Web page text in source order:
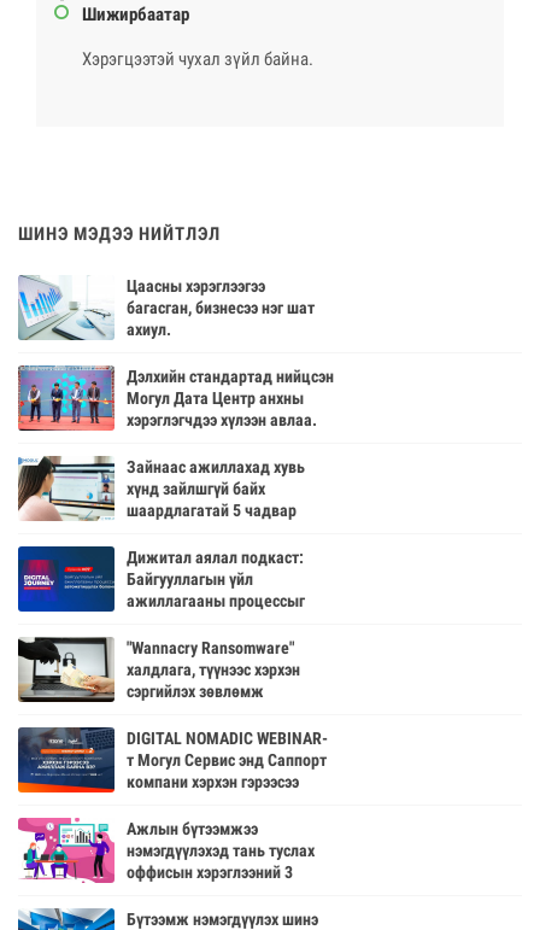
Шижирбаатар
Хэрэгцээтэй чухал зүйл байна.
ШИНЭ МЭДЭЭ НИЙТЛЭЛ
Цаасны хэрэглээгээ
багасган, бизнесээ нэг шат
ахиул.
Дэлхийн стандартад нийцсэн
Могул Дата Центр анхны
хэрэглэгчдээ хүлээн авлаа.
Зайнаас ажиллахад хувь
хүнд зайлшгүй байх
шаардлагатай 5 чадвар
Дижитал аялал подкаст:
Байгууллагын үйл
ажиллагааны процессыг
"Wannacry Ransomware"
халдлага, түүнээс хэрхэн
сэргийлэх зөвлөмж
DIGITAL NOMADIC WEBINAR-
т Могул Сервис энд Саппорт
компани хэрхэн гэрээсээ
хуваалцлаа
Ажлын бүтээмжээ
нэмэгдүүлэхэд тань туслах
оффисын хэрэглээний 3
Бүтээмж нэмэгдүүлэх шинэ